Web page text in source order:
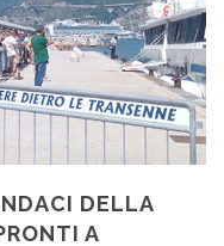
DELLA
A